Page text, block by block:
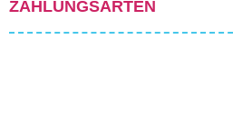
ZAHLUNGSARTEN